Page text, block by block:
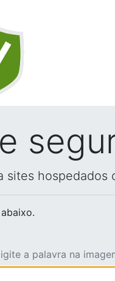
sites hospedados
a palavra na